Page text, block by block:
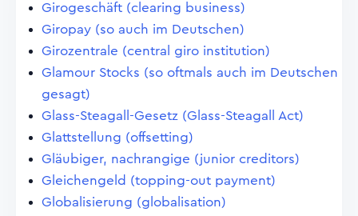
Girogeschäft (clearing business)
Giropay (so auch im Deutschen)
Girozentrale (central giro institution)
Glamour Stocks (so oftmals auch im Deutschen
gesagt)
Glass-Steagall-Gesetz (Glass-Steagall Act)
Glattstellung (offsetting)
Gläubiger, nachrangige (junior creditors)
Gleichengeld (topping-out payment)
Globalisierung (globalisation)